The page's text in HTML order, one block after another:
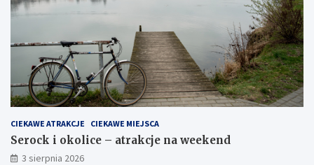
CIEKAWE ATRAKCJE CIEKAWE MIEJSCA
Serock i okolice – atrakcje na weekend
3 sierpnia 2026